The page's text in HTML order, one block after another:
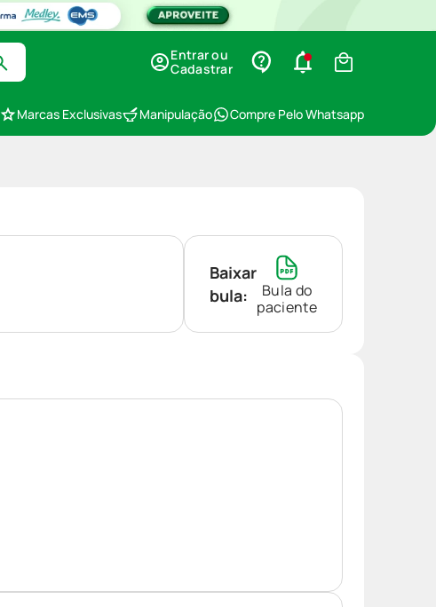
Entrar ou
Cadastrar
Marcas Exclusivas Manipulação Compre Pelo Whatsapp
Baixar
bula:
Bula do
paciente